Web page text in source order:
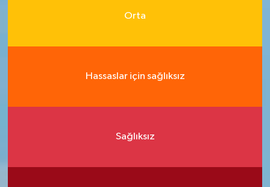
Orta
Hassaslar için sağlıksız
Sağlıksız